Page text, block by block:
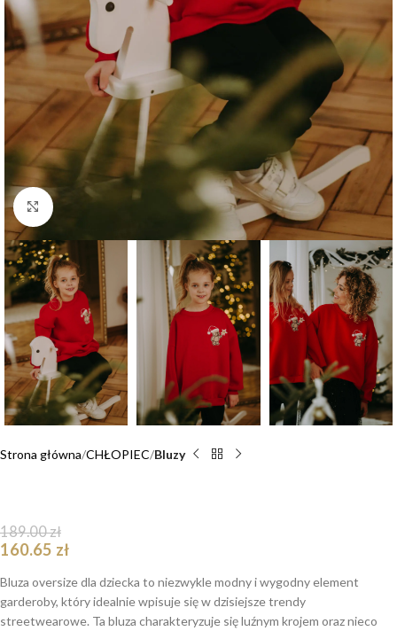
Click to enlarge
Strona główna CHŁOPIEC Bluzy
189.00zł
160.65 zł
Bluza oversize dla dziecka to niezwykle modny i wygodny element
garderoby, który idealnie wpisuje się w dzisiejsze trendy
streetwearowe. Ta bluza charakteryzuje się luźnym krojem oraz nieco